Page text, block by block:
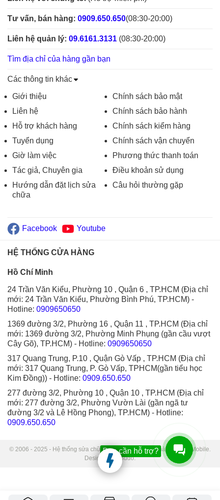
Tư vấn, bán hàng: 0909.650.650(08:30-20:00)
Liên hệ quản lý: 09.6161.3131 (08:30-20:00)
Tìm địa chỉ của hàng gần bạn
Các thông tin khác
Giới thiệu
Liên hệ
Hỗ trợ khách hàng
Tuyển dụng
Giờ làm việc
Tác giả, Chuyên gia
Hướng dẫn đặt lịch sửa
chữa
Chính sách bảo mật
Chính sách bảo hành
Chính sách kiểm hàng
Chính sách vận chuyển
Phương thức thanh toán
Điều khoản sử dụng
Câu hỏi thường gặp
Facebook Youtube
HỆ THỐNG CỬA HÀNG
Hồ Chí Minh
24 Trần Văn Kiểu, Phường 10 , Quận 6 , TP.HCM (Địa chỉ
mới: 24 Trần Văn Kiểu, Phường Bình Phú, TP.HCM) -
Hotline: 0909650650
1369 đường 3/2, Phường 16 , Quận 11 , TP.HCM (Địa chỉ
mới: 1369 đường 3/2, Phường Minh Phụng (gần cầu vượt
Cây Gõ), TP.HCM) - Hotline: 0909650650
317 Quang Trung, P.10 , Quận Gò Vấp , TP.HCM (Địa chỉ
mới: 317 Quang Trung, P. Gò Vấp, TPHCM(gần tiểu học
Kim Đồng)) - Hotline: 0909.650.650
277 đường 3/2, Phường 10 , Quận 10 , TP.HCM (Địa chỉ
mới: 277 đường 3/2, Phường Vườn Lài (gần ngã tư
đường 3/2 và Lê Hồng Phong), TP.HCM) - Hotline:
0909.650.650
© 2006 - 2025 - Hệ thống sửa chữa điện thoại di động Thành Trung Mobile.
Designed by Sudo.
Bạn cần hỗ trợ?